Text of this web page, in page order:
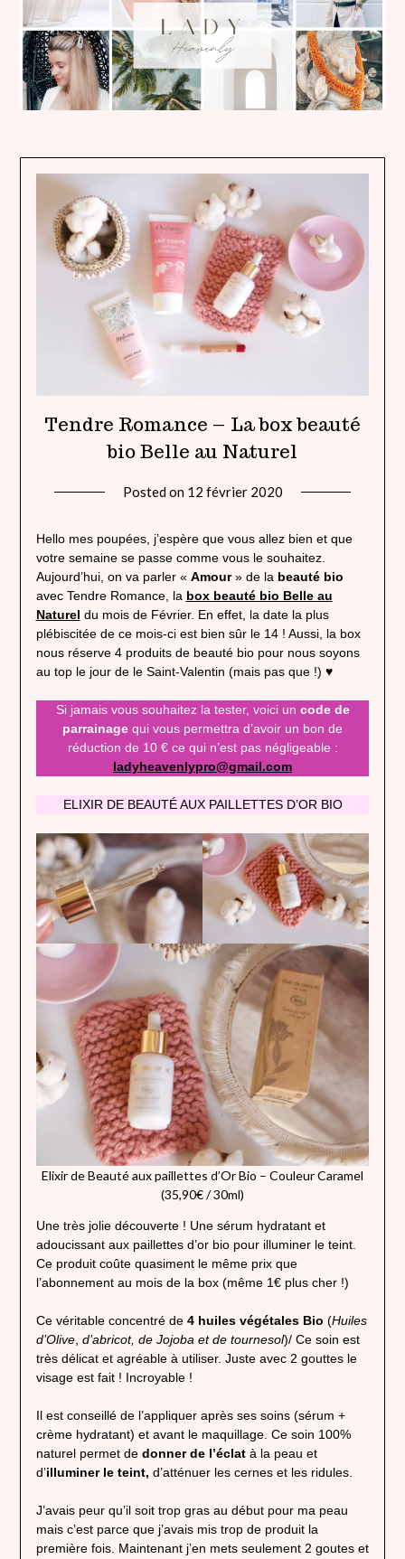
Tendre Romance – La box beauté
bio Belle au Naturel
Posted on 12 février 2020
heavenly
Hello mes poupées, j’espère que vous allez bien et que
votre semaine se passe comme vous le souhaitez.
Aujourd’hui, on va parler « Amour» de la beauté bio
avec Tendre Romance, la box beauté bio Belle au
Naturel du mois de Février. En effet, la date la plus
plébiscitée de ce mois-ci est bien sûr le 14 ! Aussi, la box
nous réserve 4 produits de beauté bio pour nous soyons
au top le jour de le Saint-Valentin (mais pas que !) ♥
Si jamais vous souhaitez la tester, voici un code de
parrainage qui vous permettra d’avoir un bon de
réduction de 10 € ce qui n’est pas négligeable :
ladyheavenlypro@gmail.com
ELIXIR DE BEAUTÉ AUX PAILLETTES D’OR BIO
Elixir de Beauté aux paillettes d’Or Bio – Couleur Caramel
(35,90€ / 30ml)
Une très jolie découverte ! Une sérum hydratant et
adoucissant aux paillettes d’or bio pour illuminer le teint.
Ce produit coûte quasiment le même prix que
l’abonnement au mois de la box (même 1€ plus cher !)
Ce véritable concentré de 4 huiles végétales Bio (Huiles
d’Olive, d’abricot, de Jojoba et de tournesol)/ Ce soin est
très délicat et agréable à utiliser. Juste avec 2 gouttes le
visage est fait ! Incroyable !
Il est conseillé de l’appliquer après ses soins (sérum +
crème hydratant) et avant le maquillage. Ce soin 100%
naturel permet de donner de l’éclatà la peau et
d’illuminer le teint, d’atténuer les cernes et les ridules.
J’avais peur qu’il soit trop gras au début pour ma peau
mais c’est parce que j’avais mis trop de produit la
première fois. Maintenant j’en mets seulement 2 goutes et